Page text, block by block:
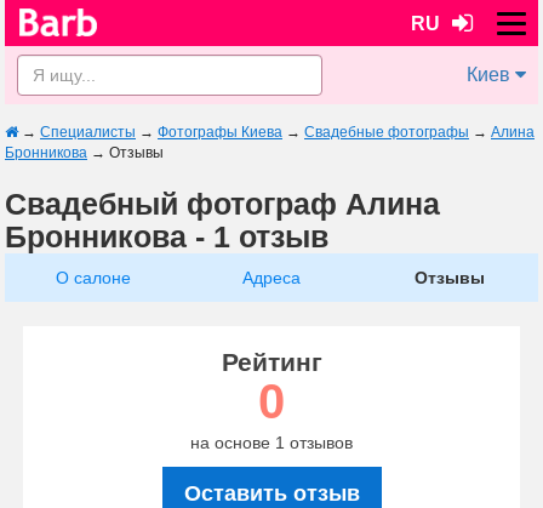
RU
Киев
→ Специалисты → Фотографы Киева → Свадебные фотографы → Алина
Бронникова → Отзывы
Свадебный фотограф Алина
Бронникова - 1 отзыв
О салоне Адреса Отзывы
Рейтинг
0
на основе 1 отзывов
Оставить отзыв